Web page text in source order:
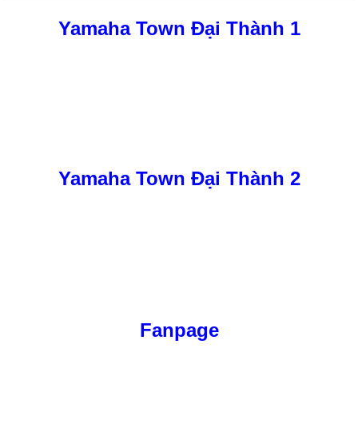
Yamaha Town Đại Thành 1
Yamaha Town Đại Thành 2
Fanpage